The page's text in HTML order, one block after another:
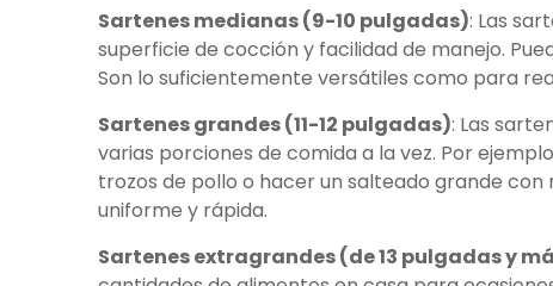
Sartenes medianas (9-10 pulgadas): Las
superficie de cocción y facilidad de manejo.
Son lo suficientemente versátiles como para
Sartenes grandes (11-12 pulgadas): Las
varias porciones de comida a la vez. Por
trozos de pollo o hacer un salteado grande
uniforme y rápida.
Sartenes extragrandes (de 13 pulgadas y